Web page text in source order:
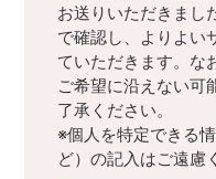
お送りいただきまし
で確認し、よりよい
ていただきます。な
ご希望に沿えない可
了承ください。
※個人を特定できる
ど）の記入はご遠慮